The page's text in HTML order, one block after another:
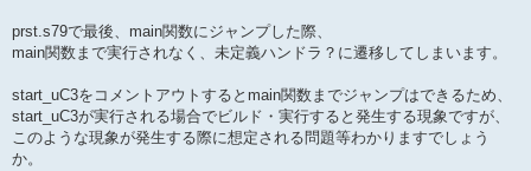
prst.s79で最後、main関数にジャンプした際、
main関数まで実行されなく、未定義ハンドラ？に遷移してしまいます。
start_uC3をコメントアウトするとmain関数までジャンプはできるため、
start_uC3が実行される場合でビルド・実行すると発生する現象ですが、
このような現象が発生する際に想定される問題等わかりますでしょう
か。